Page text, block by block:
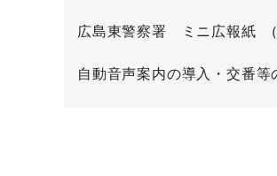
広島東警察署 ミニ広報紙
自動音声案内の導入・交番等